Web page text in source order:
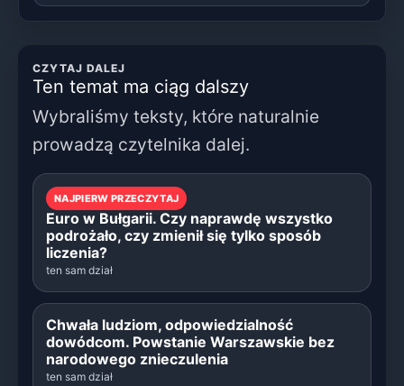
CZYTAJ DALEJ
Ten temat ma ciąg dalszy
Wybraliśmy teksty, które naturalnie
prowadzą czytelnika dalej.
NAJPIERW PRZECZYTAJ
Euro w Bułgarii. Czy naprawdę wszystko
podrożało, czy zmienił się tylko sposób
liczenia?
ten sam dział
Chwała ludziom, odpowiedzialność
dowódcom. Powstanie Warszawskie bez
narodowego znieczulenia
ten sam dział